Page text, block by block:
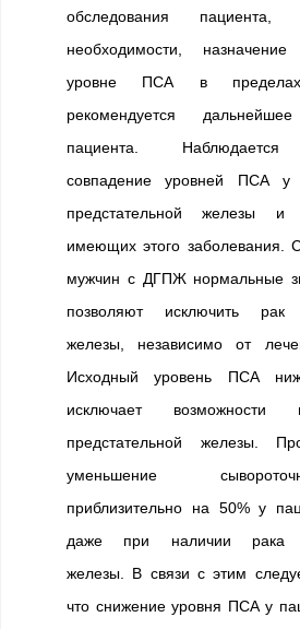
обследования
необходимости,
уровне ПСА в
рекомендуется
пациента. Наблюдается
совпадение уровней ПСА у
предстательной железы и
имеющих этого заболевания.
мужчин с ДГПЖ нормальные
позволяют исключить рак
железы, независимо от
Исходный уровень ПСА
исключает возможности
предстательной железы.
уменьшение
приблизительно на 50% у
даже при наличии рака
железы. В связи с этим
что снижение уровня ПСА у